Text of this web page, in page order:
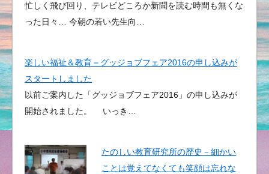
忙しく飛び回り、テレビどころか新聞を読む時間も無くな
った日々… 今朝の若い先生向…
楽しい福祉＆教育＝グッジョブフェア2016の申し込みが
スタートしました
以前ご案内した「グッジョブフェア2016」の申し込みが
開始されました。 いっき…
たのしい教育研究所の歴史－細かい
ことは覚えてなくても笑顔は忘れな